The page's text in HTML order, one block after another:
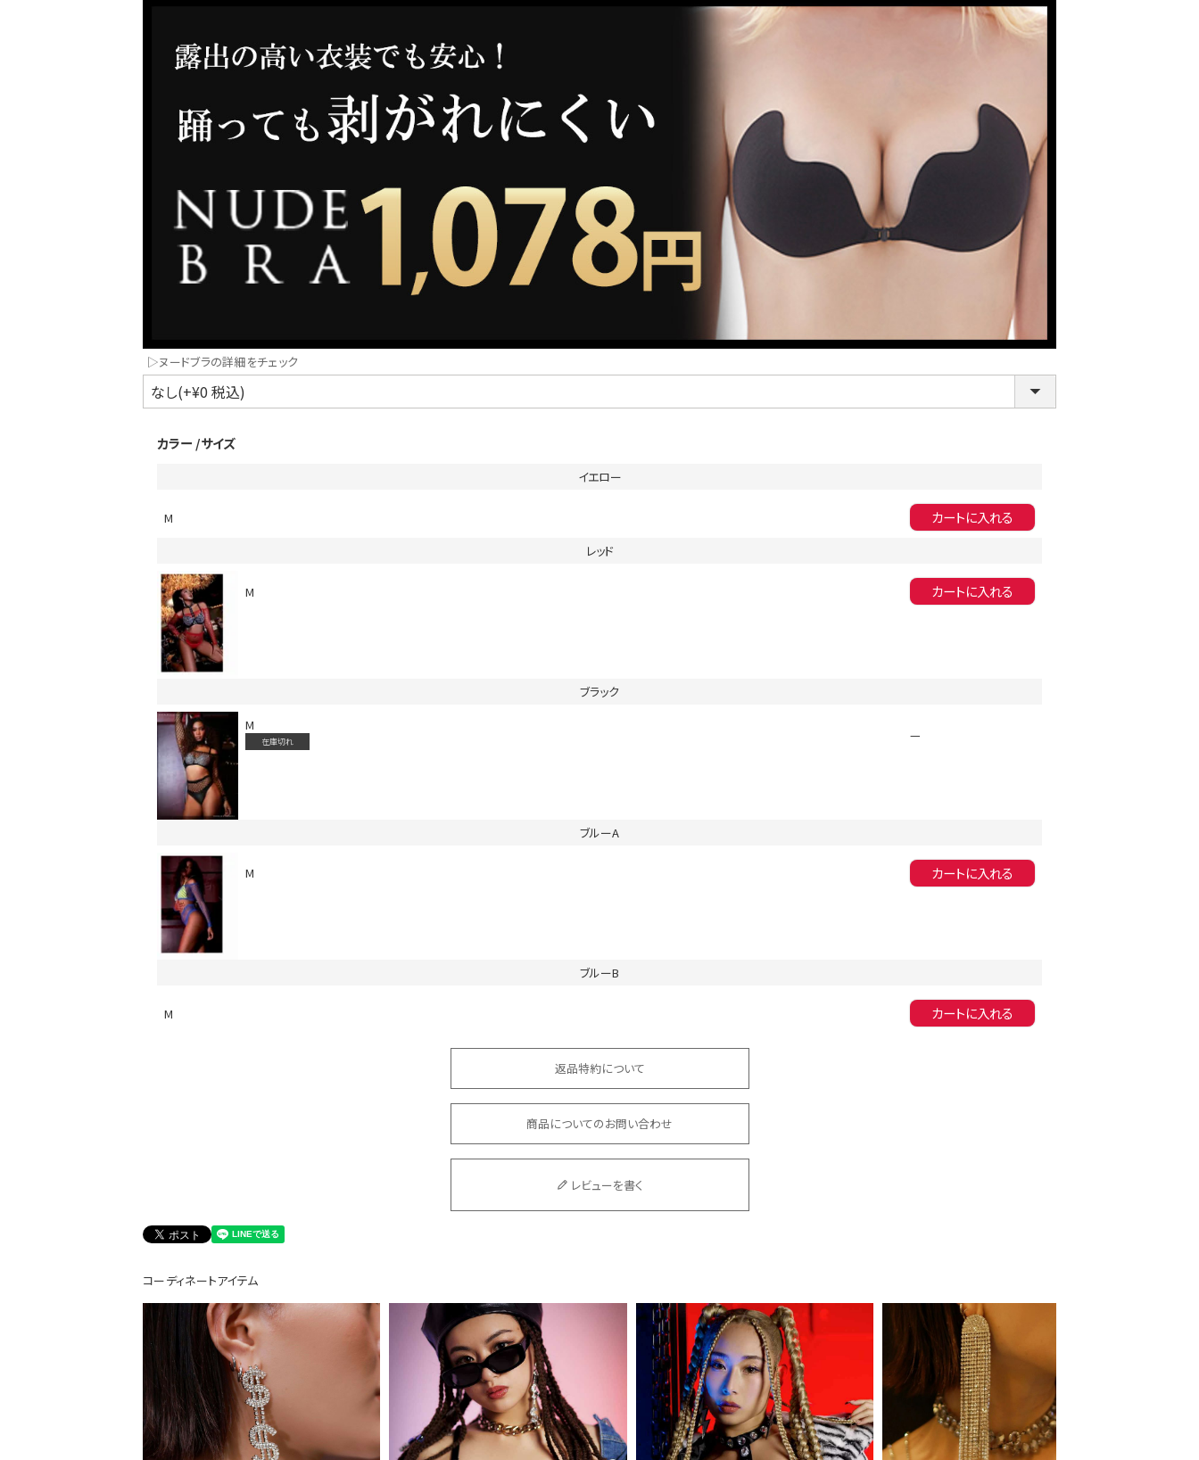
同一商品まとめ買いキャンペーン
会員登録でいつでもお得に
Instagram LIVE items
インスタ写真投稿キャンペーン！
会員登録でいつでもお得に
▷ヌードブラの詳細をチェック
カラー サイズ
イエロー
M カートに入れる
レッド
M カートに入れる
ブラック
M
在庫切れ —
ブルーA
M カートに入れる
ブルーB
M カートに入れる
返品特約について
商品についてのお問い合わせ
レビューを書く
コーディネートアイテム